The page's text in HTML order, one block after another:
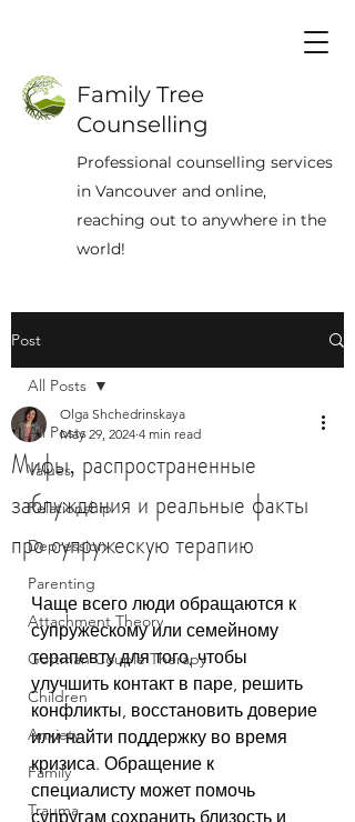
Family Tree
Counselling
Professional counselling services
in Vancouver and online,
reaching out to anywhere in the
world!
Post
All Posts
Values
Relationship
Depression
Parenting
Attachment Theory
Gottman Couple Therapy
Children
Anxiety
Family
Trauma
All Posts
Мифы, распространенные
заблуждения и реальные факты
про супружескую терапию
Olga Shchedrinskaya
May 29, 2024 4 min read
Чаще всего люди обращаются к
супружескому или семейному
терапевту для того, чтобы
улучшить контакт в паре, решить
конфликты, восстановить доверие
или найти поддержку во время
кризиса. Обращение к
специалисту может помочь
супругам сохранить близость и